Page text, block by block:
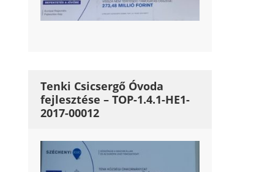
Tenki Csicsergő Óvoda
fejlesztése – TOP-1.4.1-HE1-
2017-00012